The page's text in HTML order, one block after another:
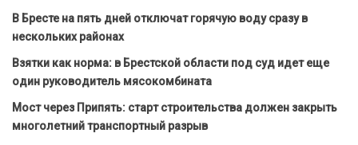
В Бресте на пять дней отключат горячую воду сразу в
нескольких районах
Взятки как норма: в Брестской области под суд идет еще
один руководитель мясокомбината
Мост через Припять: старт строительства должен закрыть
многолетний транспортный разрыв